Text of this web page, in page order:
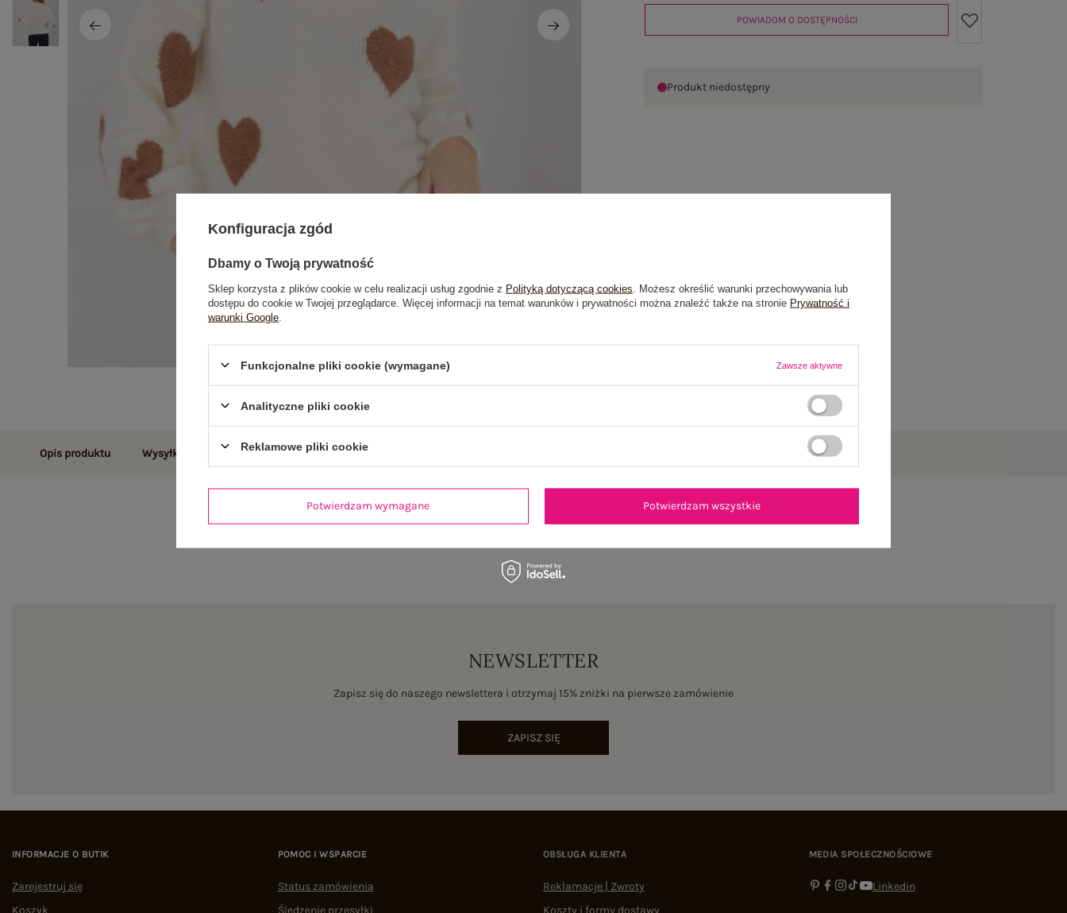
POWIADOM O DOSTĘPNOŚCI
Produkt niedostępny
Opis produktu Wysyłka i dostawa Zwroty i reklamacje
NEWSLETTER
Zapisz się do naszego newslettera i otrzymaj 15% zniżki na pierwsze zamówienie
ZAPISZ SIĘ
INFORMACJE O BUTIK
Zarejestruj się
Koszyk
POMOC I WSPARCIE
Status zamówienia
Śledzenie przesyłki
OBSŁUGA KLIENTA
Reklamacje | Zwroty
Koszty i formy dostawy
MEDIA SPOŁECZNOŚCIOWE
Linkedin
Konfiguracja zgód
Dbamy o Twoją prywatność
Sklep korzysta z plików cookie w celu realizacji usług zgodnie z Polityką dotyczącą cookies . Możesz określić warunki przechowywania lub
dostępu do cookie w Twojej przeglądarce. Więcej informacji na temat warunków i prywatności można znaleźć także na stronie Prywatność i
warunki Google
Funkcjonalne pliki cookie (wymagane) Zawsze aktywne
Analityczne pliki cookie
Reklamowe pliki cookie
Potwierdzam wymagane Potwierdzam wszystkie